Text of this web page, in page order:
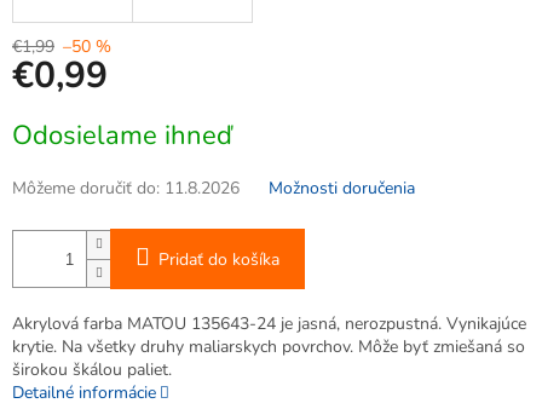
€1,99 –50 %
€0,99
cena:
Odosielame ihneď
Môžeme doručiť do: 11.8.2026 Možnosti doručenia
Pridať do košíka
Akrylová farba MATOU 135643-24 je jasná, nerozpustná. Vynikajúce
krytie. Na všetky druhy maliarskych povrchov. Môže byť zmiešaná so
širokou škálou paliet.
Detailné informácie